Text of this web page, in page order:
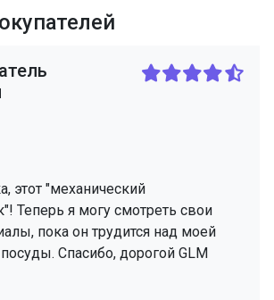
этот "механический
Теперь я могу смотреть свои
пока он трудится над моей
Спасибо, дорогой GLM